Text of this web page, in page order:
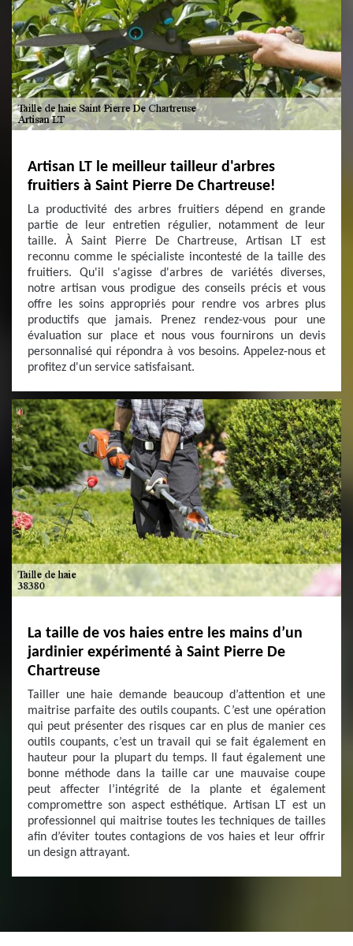
Artisan LT le meilleur tailleur d'arbres
fruitiers à Saint Pierre De Chartreuse!
La productivité des arbres fruitiers dépend en grande
partie de leur entretien régulier, notamment de leur
taille. À Saint Pierre De Chartreuse, Artisan LT est
reconnu comme le spécialiste incontesté de la taille des
fruitiers. Qu'il s'agisse d'arbres de variétés diverses,
notre artisan vous prodigue des conseils précis et vous
offre les soins appropriés pour rendre vos arbres plus
productifs que jamais. Prenez rendez-vous pour une
évaluation sur place et nous vous fournirons un devis
personnalisé qui répondra à vos besoins. Appelez-nous et
profitez d'un service satisfaisant.
La taille de vos haies entre les mains d’un
jardinier expérimenté à Saint Pierre De
Chartreuse
Tailler une haie demande beaucoup d’attention et une
maitrise parfaite des outils coupants. C’est une opération
qui peut présenter des risques car en plus de manier ces
outils coupants, c’est un travail qui se fait également en
hauteur pour la plupart du temps. Il faut également une
bonne méthode dans la taille car une mauvaise coupe
peut affecter l’intégrité de la plante et également
compromettre son aspect esthétique. Artisan LT est un
professionnel qui maitrise toutes les techniques de tailles
afin d’éviter toutes contagions de vos haies et leur offrir
un design attrayant.